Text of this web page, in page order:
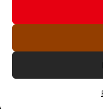
Bons jeux !